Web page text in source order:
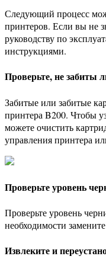
Следующий процесс
принтеров. Если вы не
руководству по
инструкциями.
Проверьте, не забиты
Забитые или забитые
принтера B200. Чтобы
можете очистить
управления принтера
Проверьте уровень
Проверьте уровень
необходимости
Извлеките и